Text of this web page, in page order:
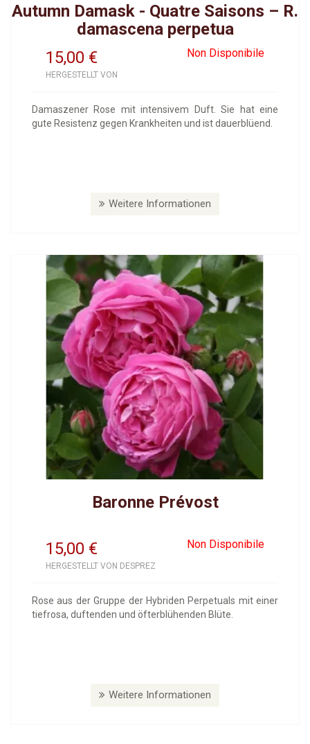
Autumn Damask - Quatre Saisons – R.
damascena perpetua
15,00
Non Disponibile
€
HERGESTELLT VON
Damaszener Rose mit intensivem Duft. Sie hat eine
gute Resistenz gegen Krankheiten und ist dauerblüend.
Weitere Informationen
Baronne Prévost
15,00 Non Disponibile
€
HERGESTELLT VON DESPREZ
Rose aus der Gruppe der Hybriden Perpetuals mit einer
tiefrosa, duftenden und öfterblühenden Blüte.
Weitere Informationen